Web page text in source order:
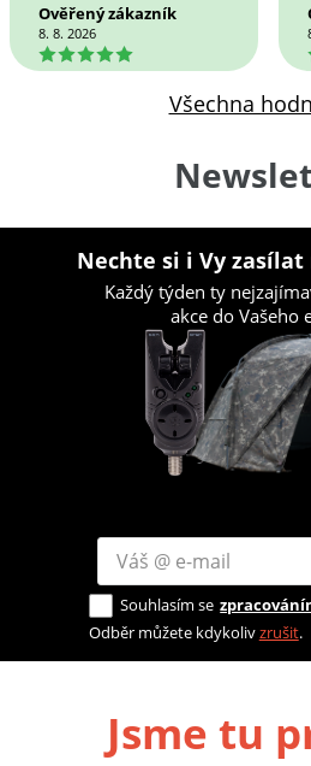
Ověřený zákazník
8. 8. 2026
5
Všechna
Nechte si i Vy zasílat
Každý týden ty
akce do Vašeho
Souhlasím se
Odběr můžete kdykolivzrušit.
Jsme tu